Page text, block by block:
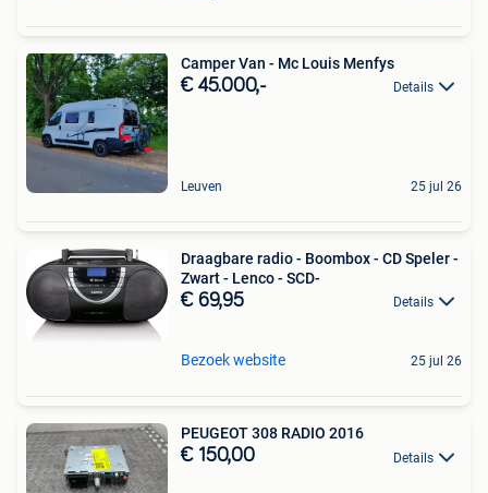
Camper Van - Mc Louis Menfys
€ 45.000,- Details
Leuven 25 jul 26
Draagbare radio - Boombox - CD Speler -
Zwart - Lenco - SCD-
€ 69,95 Details
Bezoek website 25 jul 26
PEUGEOT 308 RADIO 2016
€ 150,00 Details